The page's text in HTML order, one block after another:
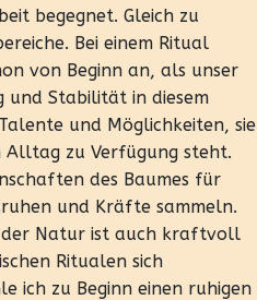
begegnet. Gleich zu
Bei einem Ritual
von Beginn an, als unser
und Stabilität in diesem
und Möglichkeiten, sie
Alltag zu Verfügung steht.
des Baumes für
und Kräfte sammeln.
der Natur ist auch kraftvoll
Ritualen sich
ich zu Beginn einen ruhigen